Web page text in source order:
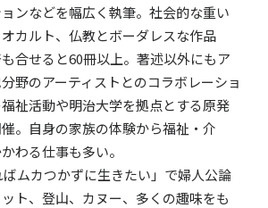
ンなどを幅広く執筆。社会的な重い
カルト、仏教とボーダレスな作品
合せると60冊以上。著述以外にもア
野のアーティストとのコラボレーショ
祉活動や明治大学を拠点とする原発
。自身の家族の体験から福祉・介
わる仕事も多い。
ムカつかずに生きたい」で婦人公論
ト、登山、カヌー、多くの趣味をも